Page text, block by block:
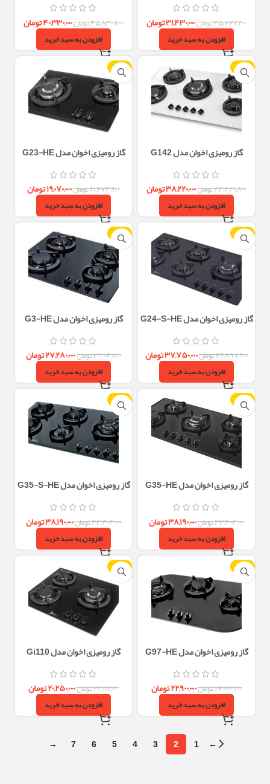
۳۵,۷۲۷,۲۰۰تومان۳۱,۴۳۰,۰۰۰تومان
افزودن به سبد خرید
۴۵,۸۳۰,۸۰۰تومان۴۰,۳۳۰,۰۰۰تومان
افزودن به سبد خرید
-12%
گاز رومیزی اخوان مدل G142
۴۳,۴۴۱,۸۰۰تومان۳۸,۲۲۰,۰۰۰تومان
افزودن به سبد خرید
-12%
گاز رومیزی اخوان مدل G23-HE
۲۱,۶۷۴,۹۰۰تومان۱۹,۰۷۰,۰۰۰تومان
افزودن به سبد خرید
-12%
گاز رومیزی اخوان مدل G24-S-HE
۴۲,۸۹۷,۹۰۰تومان۳۷,۷۵۰,۰۰۰تومان
افزودن به سبد خرید
-12%
گاز رومیزی اخوان مدل G3-HE
۳۱,۰۰۴,۸۰۰تومان۲۷,۲۸۰,۰۰۰تومان
افزودن به سبد خرید
-12%
گاز رومیزی اخوان مدل G35-HE
۴۳,۴۰۴,۰۰۰تومان۳۸,۱۹۰,۰۰۰تومان
افزودن به سبد خرید
-12%
گاز رومیزی اخوان مدل G35-S-HE
۴۳,۴۰۴,۰۰۰تومان۳۸,۱۹۰,۰۰۰تومان
افزودن به سبد خرید
-12%
گاز رومیزی اخوان مدل G97-HE
۲۶,۰۲۳,۱۰۰تومان۲۲,۹۰۰,۰۰۰تومان
افزودن به سبد خرید
-12%
گاز رومیزی اخوان مدل Gi110
۲۳,۰۱۲,۰۰۰تومان۲۰,۲۵۰,۰۰۰تومان
افزودن به سبد خرید
←
1
2
3
4
5
6
7
→